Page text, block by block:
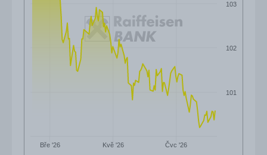
Bře '26 Kvě '26 Čvc '26
101
102
103